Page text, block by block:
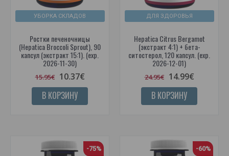
УБОРКА СКЛАДОВ
Ростки печеночницы
(Hepatica Broccoli Sprout), 90
капсул (экстракт 15:1). (exp.
2026-11-30)
15.95€ 10.37€
В КОРЗИНУ
ДЛЯ ЗДОРОВЬЯ
Hepatica Citrus Bergamot
(экстракт 4:1) + бета-
ситостерол, 120 капсул. (exp.
2026-12-01)
24.95€ 14.99€
В КОРЗИНУ
-75% -60%